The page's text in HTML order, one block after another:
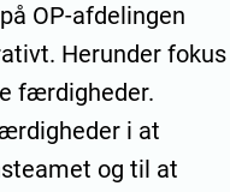
OP-afdelingen
Herunder fokus
færdigheder.
i at
og til at